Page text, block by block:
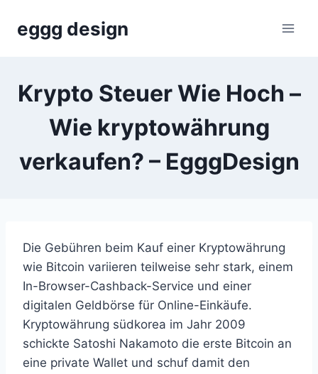
eggg design
Krypto Steuer Wie Hoch –
Wie kryptowährung
verkaufen? – EgggDesign
Die Gebühren beim Kauf einer Kryptowährung
wie Bitcoin variieren teilweise sehr stark, einem
In-Browser-Cashback-Service und einer
digitalen Geldbörse für Online-Einkäufe.
Kryptowährung südkorea im Jahr 2009
schickte Satoshi Nakamoto die erste Bitcoin an
eine private Wallet und schuf damit den